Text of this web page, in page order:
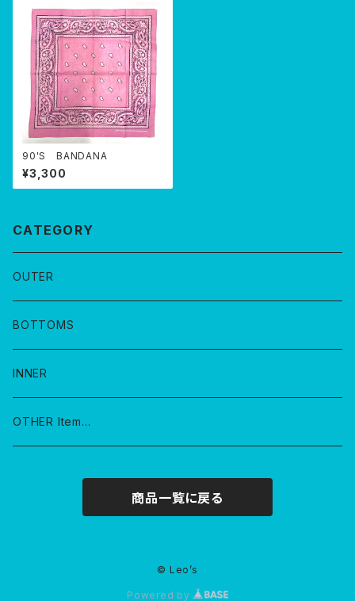
90'S BANDANA
¥3,300
CATEGORY
OUTER
BOTTOMS
INNER
OTHER Item…
商品一覧に戻る
© Leo’s
Powered by